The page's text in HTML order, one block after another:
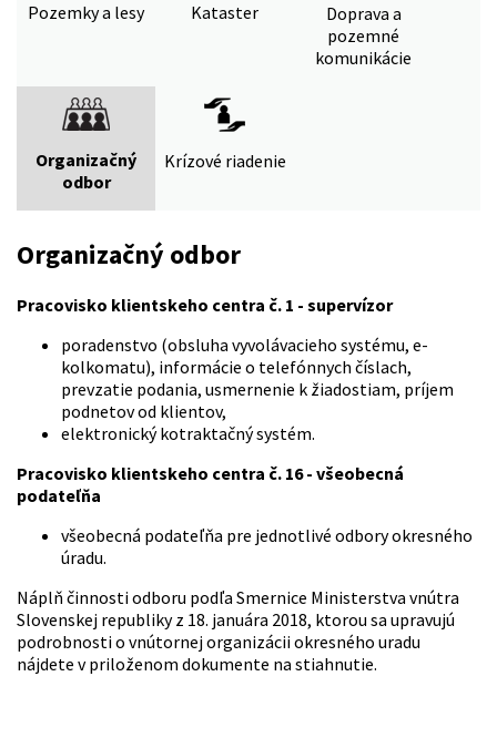
Pozemky a lesy Kataster
Doprava a
pozemné
komunikácie
Organizačný
odbor
Krízové riadenie
Organizačný odbor
Pracovisko klientskeho centra č. 1 - supervízor
poradenstvo (obsluha vyvolávacieho systému, e-
kolkomatu), informácie o telefónnych číslach,
prevzatie podania, usmernenie k žiadostiam, príjem
podnetov od klientov,
elektronický kotraktačný systém.
Pracovisko klientskeho centra č. 16 - všeobecná
podateľňa
všeobecná podateľňa pre jednotlivé odbory okresného
úradu.
Náplň činnosti odboru podľa Smernice Ministerstva vnútra
Slovenskej republiky z 18. januára 2018, ktorou sa upravujú
podrobnosti o vnútornej organizácii okresného uradu
nájdete v priloženom dokumente na stiahnutie.